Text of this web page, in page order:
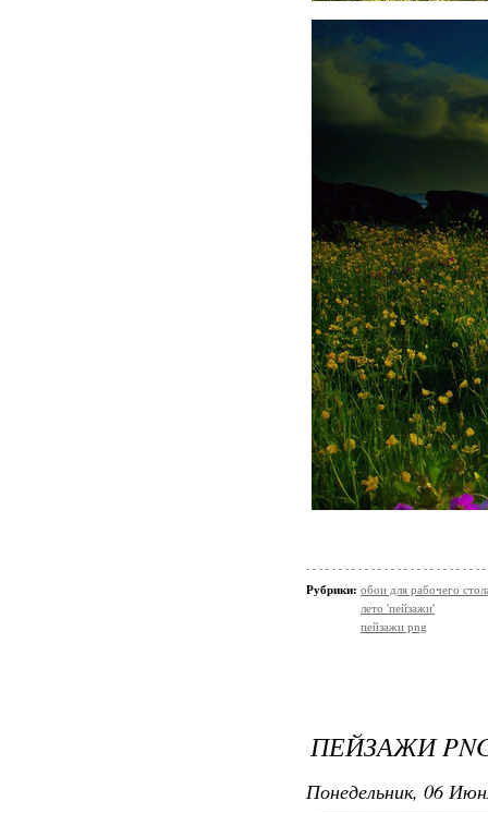
Рубрики: обои для рабочего
лето 'пейзажи'
пейзажи png
ПЕЙЗАЖИ
Понедельник, 06